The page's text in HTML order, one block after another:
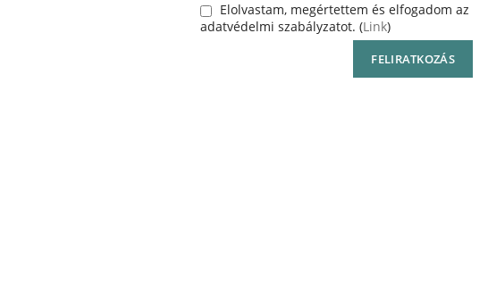
Elolvastam, megértettem és elfogadom az
adatvédelmi szabályzatot. (Link)